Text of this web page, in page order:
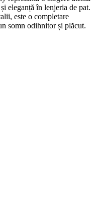
eleganță în lenjeria de pat.
este o completare
somn odihnitor și plăcut.